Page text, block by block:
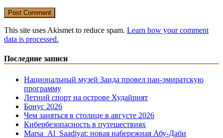
This site uses Akismet to reduce spam. Learn how your comment
data is processed.
Последние записи
Национальный музей Заида провел пан-эмиратскую
программу
Летний спорт на острове Худайрият
Бонус 2026
Чем заняться в столице в августе 2026
Кибербезопасность в путешествиях
Marsa Al Saadiyat: новая на6ережная Абу-Даби